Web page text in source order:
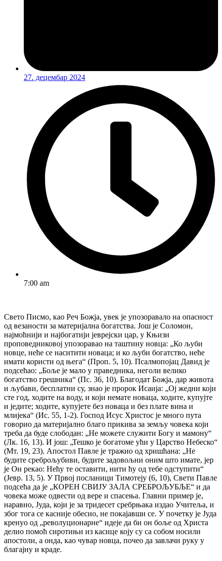
27. децембар 2024
7:00 am
Свето Писмо, као Реч Божја, увек је упозоравало на опасност
од везаности за материјална богатства. Још је Соломон,
најмоћнији и најбогатији јеврејски цар, у Књизи
проповедниковој упозоравао на таштину новца: „Ко љуби
новце, неће се наситити новаца; и ко љуби богатство, неће
имати користи од њега“ (Проп. 5, 10). Псалмопојац Давид је
подсећао: „Боље је мало у праведника, неголи велико
богатство грешника“ (Пс. 36, 10). Благодат Божја, дар живота
и љубави, бесплатни су, знао је пророк Исаија: „Ој жедни који
сте год, ходите на воду, и који немате новаца, ходите, купујте
и једите; ходите, купујете без новаца и без плате вина и
млијека“ (Ис. 55, 1-2). Господ Исус Христос је много пута
говорио да материјално благо прикива за земљу човека који
треба да буде слободан: „Не можете служити Богу и мамону“
(Лк. 16, 13). И још: „Тешко је богатоме ући у Царство Небеско“
(Мт. 19, 23). Апостол Павле је тражио од хришћана: „Не
будите среброљубиви, будите задовољни оним што имате, јер
је Он рекао: Нећу те оставити, нити ћу од тебе одступити“
(Јевр. 13, 5). У Првој посланици Тимотеју (6, 10), Свети Павле
подсећа да је „КОРЕН СВИЈУ ЗАЛА СРЕБРОЉУБЉЕ“ и да
човека може одвести од вере и спасења. Главни пример је,
наравно, Јуда, који је за тридесет сребрњака издао Учитеља, и
због тога се касније обесио, не покајавши се. У почетку је Јуда
кренуо од „револуционарне“ идеје да би он боље од Христа
делио помоћ сиротињи из касице коју су са собом носили
апостоли, а онда, као чувар новца, почео да завлачи руку у
благајну и краде.